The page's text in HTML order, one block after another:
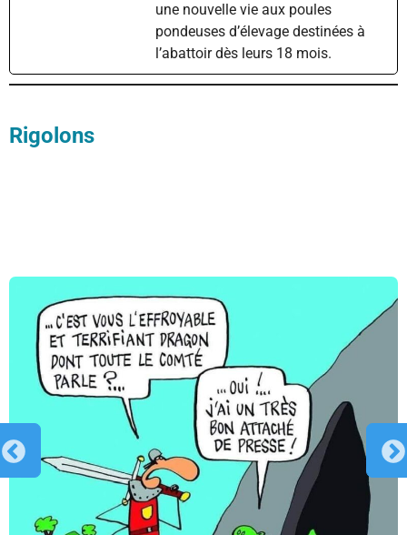
une nouvelle vie aux poules
pondeuses d’élevage destinées à
l’abattoir dès leurs 18 mois.
Rigolons